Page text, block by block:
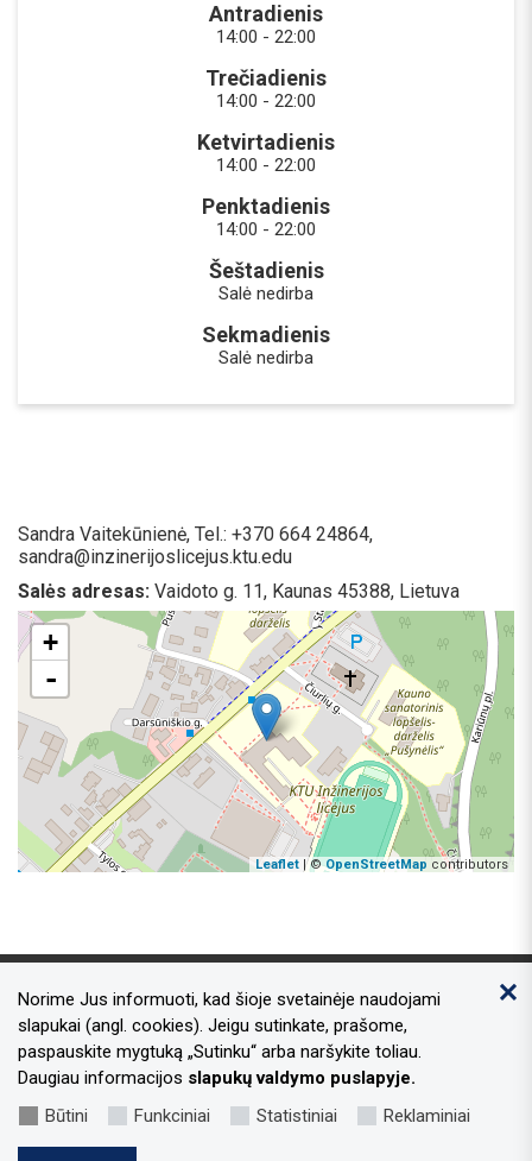
Antradienis
14:00 - 22:00
Trečiadienis
14:00 - 22:00
Ketvirtadienis
14:00 - 22:00
Penktadienis
14:00 - 22:00
Šeštadienis
Salė nedirba
Sekmadienis
Salė nedirba
Sandra Vaitekūnienė, Tel.: +370 664 24864,
sandra@inzinerijoslicejus.ktu.edu
Salės adresas: Vaidoto g. 11, Kaunas 45388, Lietuva
+
-
Leaflet | ©OpenStreetMap contributors
Kontaktai
Adresas:Laisvės al. 96, Kaunas 44251
Tel.nr.:+370 37 73 34 49
El.paštas: sportas@kaunas.lt
Norime Jus informuoti, kad šioje svetainėje naudojami
slapukai (angl. cookies). Jeigu sutinkate, prašome,
paspauskite mygtuką „Sutinku“ arba naršykite toliau.
Daugiau informacijos slapukų valdymo puslapyje.
Būtini
Funkciniai Statistiniai Reklaminiai